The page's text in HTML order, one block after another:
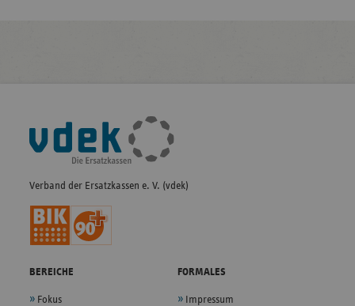
Fußleisten-
Navigation
Verband der Ersatzkassen e. V. (vdek)
BEREICHE
Fokus
FORMALES
Impressum